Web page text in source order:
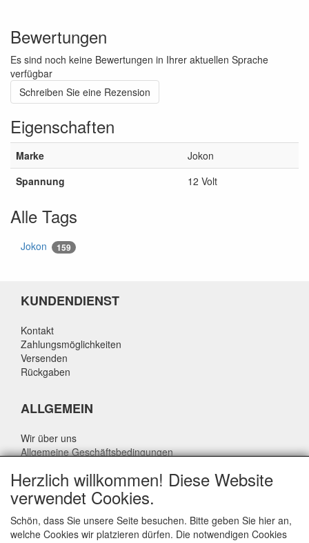
Bewertungen
Es sind noch keine Bewertungen in Ihrer aktuellen Sprache
verfügbar
Schreiben Sie eine Rezension
Eigenschaften
Marke
Jokon
Spannung
12 Volt
Alle Tags
Jokon 159
KUNDENDIENST
Kontakt
Zahlungsmöglichkeiten
Versenden
Rückgaben
ALLGEMEIN
Wir über uns
Allgemeine Geschäftsbedingungen
Haftungsausschluss
Über Rik Thijssen
Herzlich willkommen! Diese Website
verwendet Cookies.
Schön, dass Sie unsere Seite besuchen. Bitte geben Sie hier an,
welche Cookies wir platzieren dürfen. Die notwendigen Cookies